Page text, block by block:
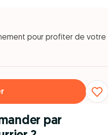
pour profiter de votre
par